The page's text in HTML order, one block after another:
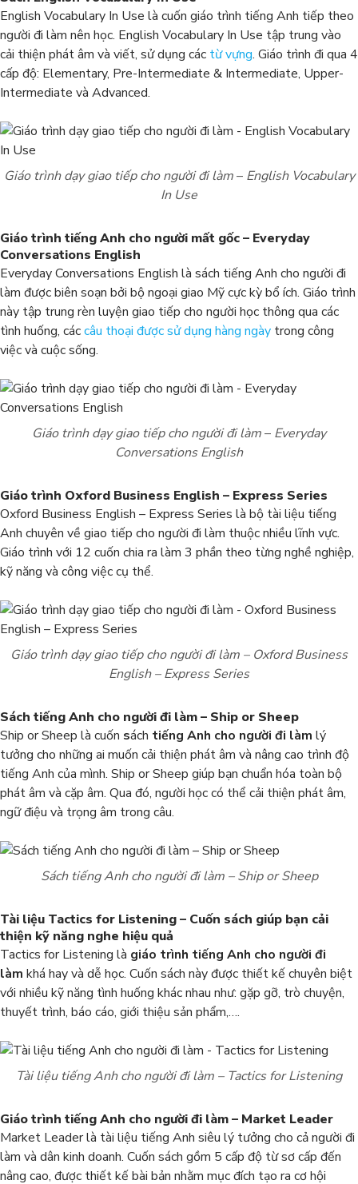
English Vocabulary In Use là cuốn giáo trình tiếng Anh tiếp theo
người đi làm nên học. English Vocabulary In Use tập trung vào
cải thiện phát âm và viết, sử dụng các từ vựng. Giáo trình đi qua 4
cấp độ: Elementary, Pre-Intermediate & Intermediate, Upper-
Intermediate và Advanced.
Giáo trình dạy giao tiếp cho người đi làm– English Vocabulary
In Use
Giáo trình tiếng Anh cho người mất gốc – Everyday
Conversations English
Everyday Conversations English là sách tiếng Anh cho người đi
làm được biên soạn bởi bộ ngoại giao Mỹ cực kỳ bổ ích. Giáo trình
này tập trung rèn luyện giao tiếp cho người học thông qua các
tình huống, cáccâu thoại được sử dụng hàng ngày trong công
việc và cuộc sống.
Giáo trình dạy giao tiếp cho người đi làm– Everyday
Conversations English
Giáo trình Oxford Business English – Express Series
Oxford Business English – Express Series là bộ tài liệu tiếng
Anh chuyên về giao tiếp cho người đi làm thuộc nhiều lĩnh vực.
Giáo trình với 12 cuốn chia ra làm 3 phần theo từng nghề nghiệp,
kỹ năng và công việc cụ thể.
Giáo trình dạy giao tiếp cho người đi làm – Oxford Business
English – Express Series
Sách tiếng Anh cho người đi làm – Ship or Sheep
Ship or Sheep là cuốn sách tiếng Anh cho người đi làm lý
tưởng cho những ai muốn cải thiện phát âm và nâng cao trình độ
tiếng Anh của mình. Ship or Sheep giúp bạn chuẩn hóa toàn bộ
phát âm và cặp âm. Qua đó, người học có thể cải thiện phát âm,
ngữ điệu và trọng âm trong câu.
Sách tiếng Anh cho người đi làm – Ship or Sheep
Tài liệu Tactics for Listening – Cuốn sách giúp bạn cải
thiện kỹ năng nghe hiệu quả
Tactics for Listening là giáo trình tiếng Anh cho người đi
làm khá hay và dễ học. Cuốn sách này được thiết kế chuyên biệt
với nhiều kỹ năng tình huống khác nhau như: gặp gỡ, trò chuyện,
thuyết trình, báo cáo, giới thiệu sản phẩm,….
Tài liệu tiếng Anh cho người đi làm – Tactics for Listening
Giáo trình tiếng Anh cho người đi làm – Market Leader
Market Leader là tài liệu tiếng Anh siêu lý tưởng cho cả người đi
làm và dân kinh doanh. Cuốn sách gồm 5 cấp độ từ sơ cấp đến
nâng cao, được thiết kế bài bản nhằm mục đích tạo ra cơ hội